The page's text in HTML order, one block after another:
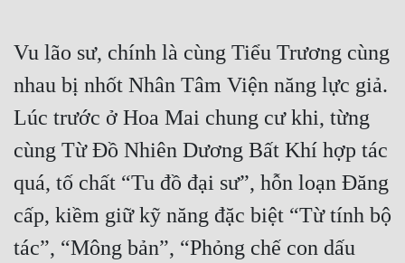
Vu lão sư, chính là cùng Tiểu Trương cùng
nhau bị nhốt Nhân Tâm Viện năng lực giả.
Lúc trước ở Hoa Mai chung cư khi, từng
cùng Từ Đồ Nhiên Dương Bất Khí hợp tác
quá, tố chất “Tu đồ đại sư”, hỗn loạn Đăng
cấp, kiềm giữ kỹ năng đặc biệt “Từ tính bộ
tác”, “Mông bản”, “Phỏng chế con dấu